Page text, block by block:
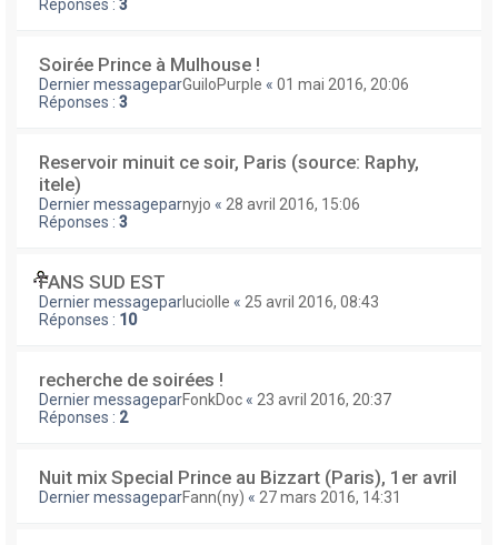
Réponses : 3
Soirée Prince à Mulhouse !
Dernier messageparGuiloPurple « 01 mai 2016, 20:06
Réponses : 3
Reservoir minuit ce soir, Paris (source: Raphy,
itele)
Dernier messageparnyjo « 28 avril 2016, 15:06
Réponses : 3
FANS SUD EST
Dernier messageparluciolle « 25 avril 2016, 08:43
Réponses : 10
recherche de soirées !
Dernier messageparFonkDoc « 23 avril 2016, 20:37
Réponses : 2
Nuit mix Special Prince au Bizzart (Paris), 1er avril
Dernier messageparFann(ny) « 27 mars 2016, 14:31